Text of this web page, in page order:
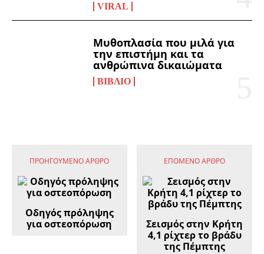
VIRAL
Μυθοπλασία που μιλά για
την επιστήμη και τα
ανθρώπινα δικαιώματα
ΒΙΒΛΊΟ
ΠΡΟΗΓΟΎΜΕΝΟ ΆΡΘΡΟ
Οδηγός πρόληψης
για οστεοπόρωση
ΕΠΌΜΕΝΟ ΆΡΘΡΟ
Σεισμός στην Κρήτη
4,1 ρίχτερ το βράδυ
της Πέμπτης